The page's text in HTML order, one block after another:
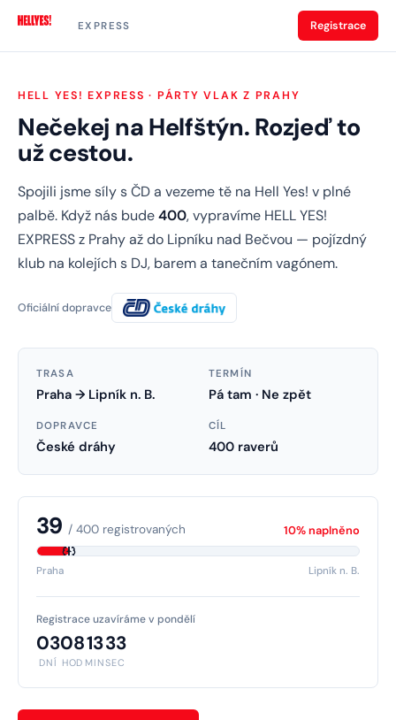
EXPRESS Registrace
HELL YES! EXPRESS · PÁRTY VLAK Z PRAHY
Nečekej na Helfštýn. Rozjeď to
už cestou.
Spojili jsme síly s ČD a vezeme tě na Hell Yes! v plné
palbě. Když nás bude400, vypravíme HELL YES!
EXPRESS z Prahy až do Lipníku nad Bečvou — pojízdný
klub na kolejích s DJ, barem a tanečním vagónem.
Oficiální dopravce
TRASA
Praha → Lipník n. B.
TERMÍN
Pá tam · Ne zpět
DOPRAVCE
České dráhy
CÍL
400 raverů
39 / 400 registrovaných 10% naplněno
Praha Lipník n. B.
Registrace uzavíráme v pondělí
03
DNÍ
08
HOD
13
MIN
33
SEC